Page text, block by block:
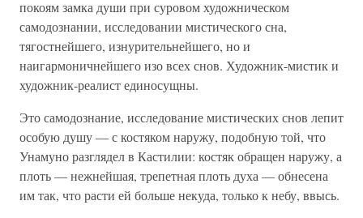
покоям замка души при суровом художническом
самодознании, исследовании мистического сна,
тягостнейшего, изнурительнейшего, но и
наигармоничнейшего изо всех снов. Художник-мистик и
художник-реалист единосущны.
Это самодознание, исследование мистических снов лепит
особую душу — с костяком наружу, подобную той, что
Унамуно разглядел в Кастилии: костяк обращен наружу, а
плоть — нежнейшая, трепетная плоть духа — обнесена
им так, что расти ей больше некуда, только к небу, ввысь.